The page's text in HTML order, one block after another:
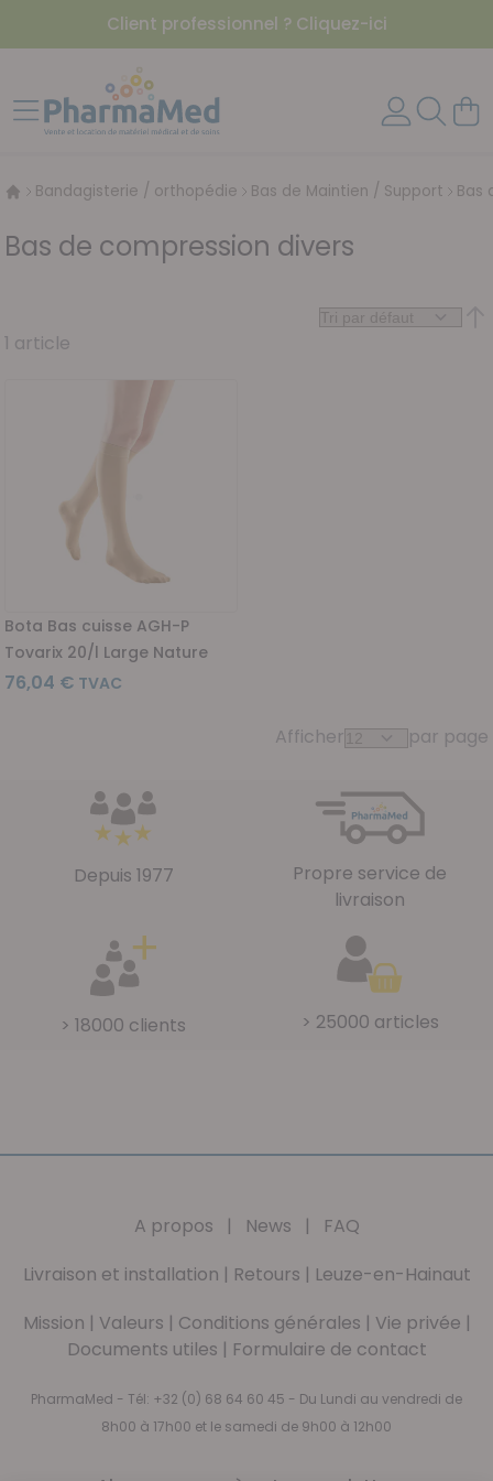
Client professionnel ? Cliquez-ici
Affichage navigation
Bandagisterie / orthopédie Bas de Maintien / Support Bas
Bas de compression divers
1 article
Bota Bas cuisse AGH-P
Tovarix 20/l Large Nature
76,04 €
Afficher par page
Depuis 1977
Propre service de
livraison
> 18000 clients > 25000 articles
A propos | News |
FAQ
Livraison et installation | Retours | Leuze-en-Hainaut
Mission | Valeurs | Conditions générales | Vie privée |
Documents utiles | Formulaire de contact
PharmaMed - Tél: +32 (0) 68 64 60 45 - Du Lundi au vendredi de
8h00 à 17h00 et le samedi de 9h00 à 12h00